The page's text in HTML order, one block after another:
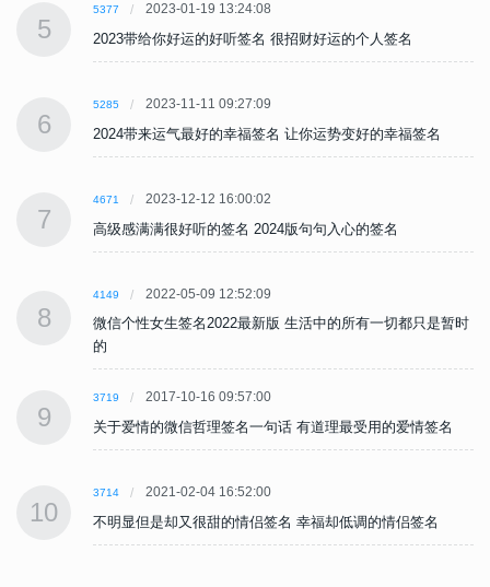
5
5377 2023-01-19 13:24:08
2023带给你好运的好听签名 很招财好运的个人签名
6
5285 2023-11-11 09:27:09
2024带来运气最好的幸福签名 让你运势变好的幸福签名
7
4671 2023-12-12 16:00:02
高级感满满很好听的签名 2024版句句入心的签名
8
4149 2022-05-09 12:52:09
微信个性女生签名2022最新版 生活中的所有一切都只是暂时
的
9
3719 2017-10-16 09:57:00
关于爱情的微信哲理签名一句话 有道理最受用的爱情签名
10
3714 2021-02-04 16:52:00
不明显但是却又很甜的情侣签名 幸福却低调的情侣签名